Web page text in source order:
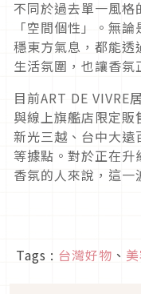
不同於過去單一風
「空間個性」。無
穩東方氣息，都能透
生活氛圍，也讓香氛
目前ART DE VIVRE
與線上旗艦店限定
新光三越、台中大
等據點。對於正在
香氛的人來說，這一
Tags : 台灣好物 、